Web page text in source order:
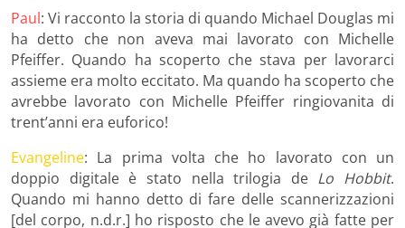
Paul: Vi racconto la storia di quando Michael Douglas mi
ha detto che non aveva mai lavorato con Michelle
Pfeiffer. Quando ha scoperto che stava per lavorarci
assieme era molto eccitato. Ma quando ha scoperto che
avrebbe lavorato con Michelle Pfeiffer ringiovanita di
trent’anni era euforico!
Evangeline: La prima volta che ho lavorato con un
doppio digitale è stato nella trilogia de Lo Hobbit.
Quando mi hanno detto di fare delle scannerizzazioni
[del corpo, n.d.r.] ho risposto che le avevo già fatte per